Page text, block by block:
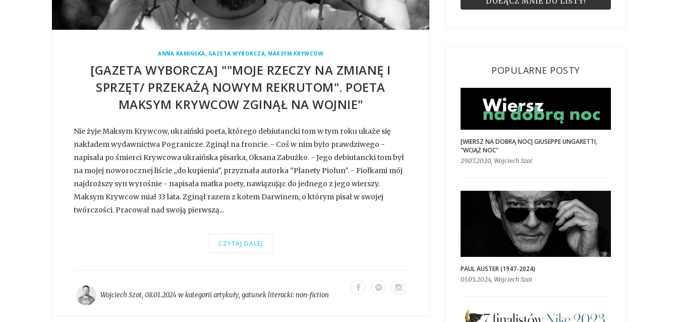
ANNA KAMIŃSKA, GAZETA WYBORCZA, MAKSYM KRYWCOW
[GAZETA WYBORCZA] ""MOJE RZECZY NA ZMIANĘ I
SPRZĘT/ PRZEKAŻĄ NOWYM REKRUTOM". POETA
MAKSYM KRYWCOW ZGINĄŁ NA WOJNIE"
Nie żyje Maksym Krywcow, ukraiński poeta, którego debiutancki tom w tym roku ukaże się
nakładem wydawnictwa Pogranicze. Zginął na froncie. - Coś w nim było prawdziwego -
napisała po śmierci Krywcowa ukraińska pisarka, Oksana Zabużko. - Jego debiutancki tom był
na mojej noworocznej liście „do kupienia", przyznała autorka "Planety Piołun". - Fiołkami mój
najdroższy syn wyrośnie - napisała matka poety, nawiązując do jednego z jego wierszy.
Maksym Krywcow miał 33 lata. Zginął razem z kotem Darwinem, o którym pisał w swojej
twórczości. Pracował nad swoją pierwszą...
CZYTAJ DALEJ
Wojciech Szot, 08.01.2024 w kategoriiartykuły, gatunek literacki:non-fiction
POPULARNE POSTY
[WIERSZ NA DOBRĄ NOC] GIUSEPPE UNGARETTI,
"WCIĄŻ NOC"
29.07.2020, Wojciech Szot
PAUL AUSTER (1947-2024)
01.05.2024, Wojciech Szot